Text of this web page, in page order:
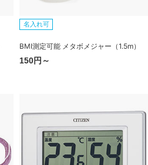
名入れ可
BMI測定可能 メタボメジャー（1.5m）
150円～